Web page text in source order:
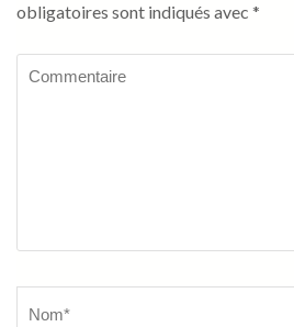
obligatoires sont indiqués avec *
Commentaire